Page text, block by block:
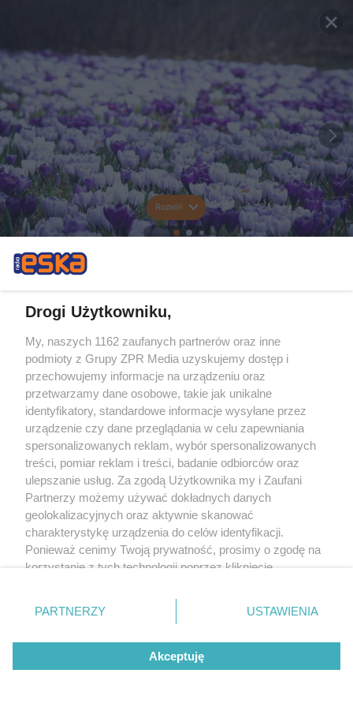
Rozwiń
Drogi Użytkowniku,
My, naszych 1162 zaufanych partnerów oraz inne
podmioty z Grupy ZPR Media uzyskujemy dostęp i
przechowujemy informacje na urządzeniu oraz
przetwarzamy dane osobowe, takie jak unikalne
identyfikatory, standardowe informacje wysyłane przez
urządzenie czy dane przeglądania w celu zapewniania
spersonalizowanych reklam, wybór spersonalizowanych
treści, pomiar reklam i treści, badanie odbiorców oraz
ulepszanie usług. Za zgodą Użytkownika my i Zaufani
Partnerzy możemy używać dokładnych danych
geolokalizacyjnych oraz aktywnie skanować
charakterystykę urządzenia do celów identyfikacji.
Ponieważ cenimy Twoją prywatność, prosimy o zgodę na
korzystanie z tych technologii poprzez kliknięcie
zmienić/wycofać klikając przycisk ustawień prywatności
znajdujący się w lewym dolnym rogu strony
rodzaje przetwarzania danych nie wymagają zgody
użytkownika, ale masz prawo sprzeciwić się takiemu
przetwarzaniu. Preferencje będą miały zastosowanie tylko
PARTNERZY USTAWIENIA
Akceptuję